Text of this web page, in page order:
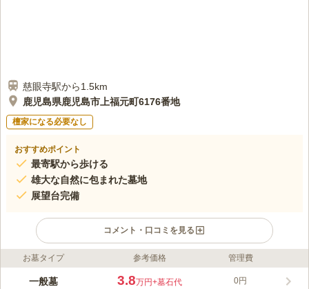
慈眼寺駅から1.5km
鹿児島県鹿児島市上福元町6176番地
檀家になる必要なし
おすすめポイント
最寄駅から歩ける
雄大な自然に包まれた墓地
展望台完備
コメント・口コミを見る
ライフドット編集部のコメント
見晴らしが良く、雄大な自然を堪能することができる墓地です。
お墓タイプ 参考価格 管理費
一般墓 3.8万円+墓石代 0円